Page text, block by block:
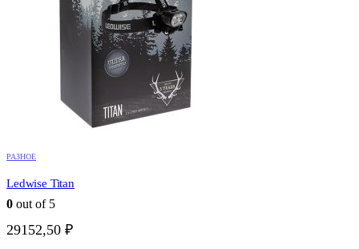
РАЗНОЕ
Ledwise Titan
0 out of 5
29152,50 ₽